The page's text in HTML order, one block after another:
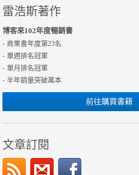
雷浩斯著作
博客來102年度暢銷書
- 商業書年度第23名
- 單週排名冠軍
- 單月排名冠軍
- 半年銷量突破萬本
前往購買書籍
文章訂閱